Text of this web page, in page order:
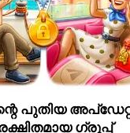
പുതിയ
ഗ്രൂപ്പ്